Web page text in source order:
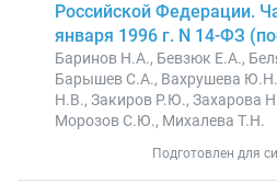
Российской Федерации.
января 1996 г. N 14-ФЗ
Баринов Н.А., Бевзюк Е.А.,
Барышев С.А., Вахрушева
Н.В., Закиров Р.Ю., Захарова
Морозов С.Ю., Михалева Т.Н.
Подготовлен для